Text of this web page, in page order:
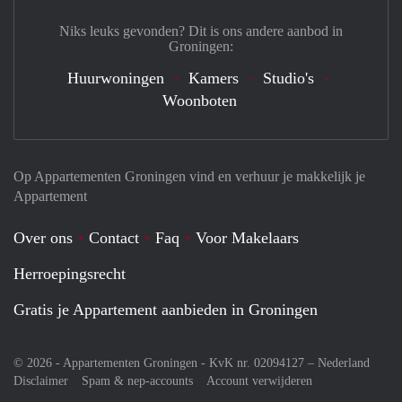
Op Appartementen Groningen vind en verhuur je makkelijk je
Appartement
Over ons Contact Faq
Voor Makelaars
Herroepingsrecht
Gratis je Appartement aanbieden in Groningen
© 2026 - Appartementen Groningen - KvK nr. 02094127 – Nederland
Disclaimer
Spam & nep-accounts Account verwijderen
Niks leuks gevonden? Dit is ons andere aanbod in
Groningen:
Huurwoningen Kamers
Studio's
Woonboten